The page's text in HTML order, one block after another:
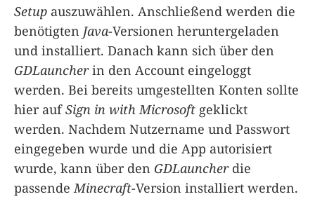
Setup auszuwählen. Anschließend werden die
benötigten Java-Versionen heruntergeladen
und installiert. Danach kann sich über den
GDLauncherin den Account eingeloggt
werden. Bei bereits umgestellten Konten sollte
hier aufSign in with Microsoft geklickt
werden. Nachdem Nutzername und Passwort
eingegeben wurde und die App autorisiert
wurde, kann über den GDLauncherdie
passende Minecraft-Version installiert werden.